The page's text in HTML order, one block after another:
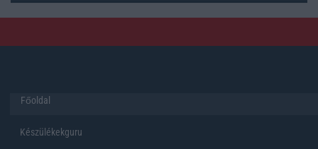
Főoldal
Készülékekguru